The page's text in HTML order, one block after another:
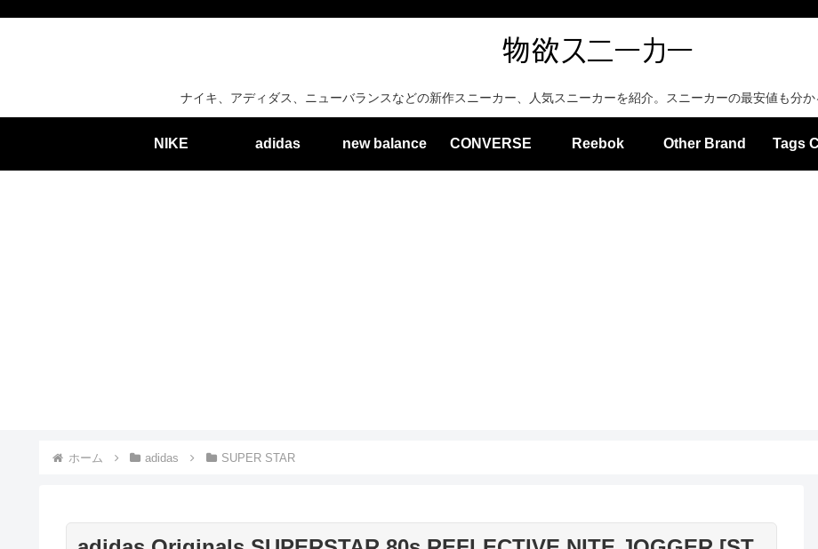
ナイキ、アディダス、ニューバランスなどの新作スニーカー、人気スニーカーを紹介。スニーカーの最安値も分
NIKE adidas new balance CONVERSE Reebok Other Brand Tags
ホーム adidas SUPER STAR